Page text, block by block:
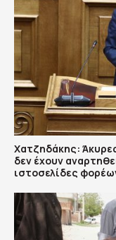
Χατζηδάκης:
δεν έχουν
ιστοσελίδες